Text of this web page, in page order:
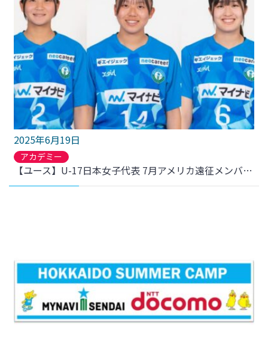
2025年6月19日
アカデミー
【ユース】U-17日本女子代表 7月アメリカ遠征メンバー 3名選出のお知らせ